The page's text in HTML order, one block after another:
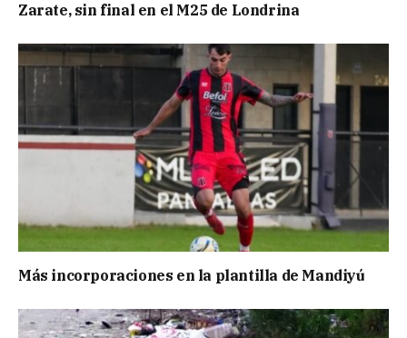
Zarate, sin final en el M25 de Londrina
Más incorporaciones en la plantilla de Mandiyú